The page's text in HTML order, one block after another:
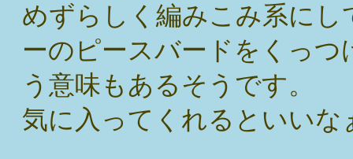
めずらしく編みこみ系に
ーのピースバードをくっ
う意味もあるそうです。
気に入ってくれるといいな